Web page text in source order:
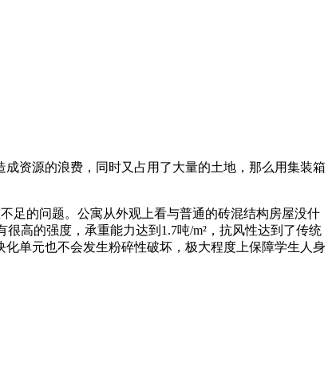
资源的浪费，同时又占用了大量的土地，那么用集装箱
足的问题。公寓从外观上看与普通的砖混结构房屋没什
高的强度，承重能力达到1.7吨/m²，抗风性达到了传统
单元也不会发生粉碎性破坏，极大程度上保障学生人身